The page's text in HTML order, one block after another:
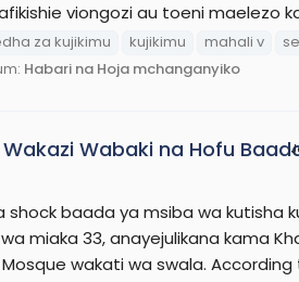
viongozi au toeni maelezo
za kujikimu kujikimu mahali v
Habari na Hoja mchanganyiko
Wabaki na Hofu
shock baada ya msiba wa kutisha
miaka 33, anayejulikana kama
wakati wa swala.